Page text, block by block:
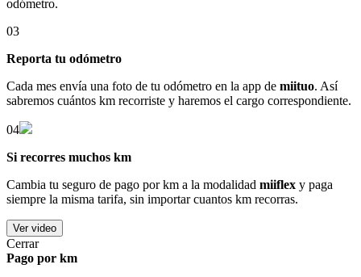
odómetro.
03
Reporta tu odómetro
Cada mes envía una foto de tu odómetro en la app de miituo. Así
sabremos cuántos km recorriste y haremos el cargo correspondiente.
04
Si recorres muchos km
Cambia tu seguro de pago por km a la modalidad miiflex y paga
siempre la misma tarifa, sin importar cuantos km recorras.
Ver video
Cerrar
Pago por km